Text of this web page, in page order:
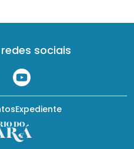
sociais
Expediente